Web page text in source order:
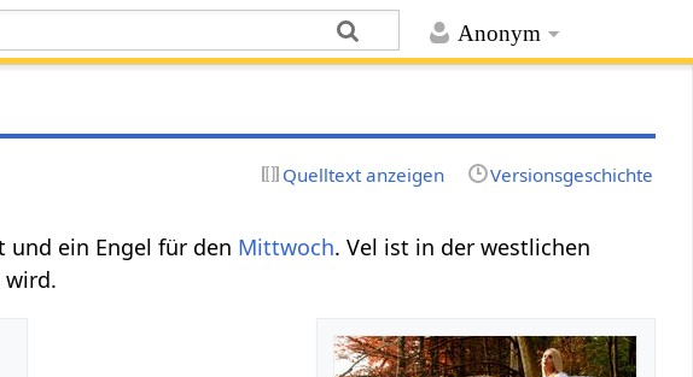
Anonym
Quelltext anzeigen Versionsgeschichte
und ein Engel für den Mittwoch. Vel ist in der westlichen
wird.